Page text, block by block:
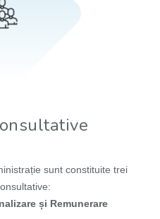
sunt constituite trei
și Remunerare